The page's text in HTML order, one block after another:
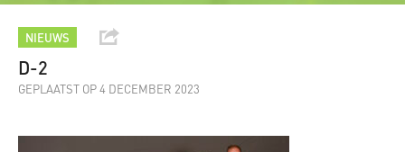
NIEUWS
D-2
GEPLAATST OP 4 DECEMBER 2023